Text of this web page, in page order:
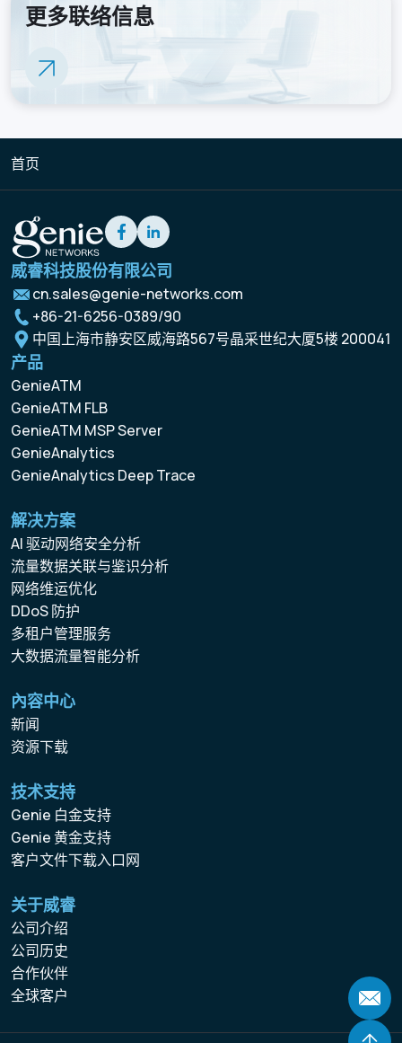
更多联络信息
首页
威睿科技股份有限公司
cn.sales@genie-networks.com
+86-21-6256-0389/90
中国上海市静安区威海路567号晶采世纪大厦5楼 200041
产品
GenieATM
GenieATM FLB
GenieATM MSP Server
GenieAnalytics
GenieAnalytics Deep Trace
解决方案
AI 驱动网络安全分析
流量数据关联与鉴识分析
网络维运优化
DDoS 防护
多租户管理服务
大数据流量智能分析
內容中心
新闻
资源下载
技术支持
Genie 白金支持
Genie 黄金支持
客户文件下载入口网
关于威睿
公司介绍
公司历史
合作伙伴
全球客户